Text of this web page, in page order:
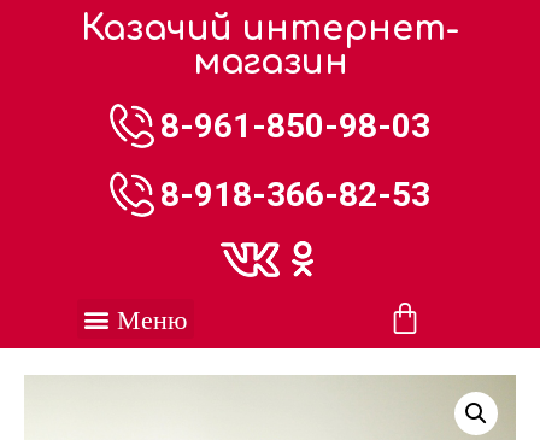
Казачий интернет-
магазин
8-961-850-98-03
8-918-366-82-53